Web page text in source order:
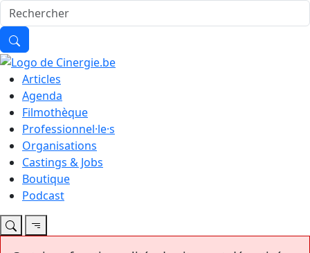
Articles
Agenda
Filmothèque
Professionnel·le·s
Organisations
Castings & Jobs
Boutique
Podcast